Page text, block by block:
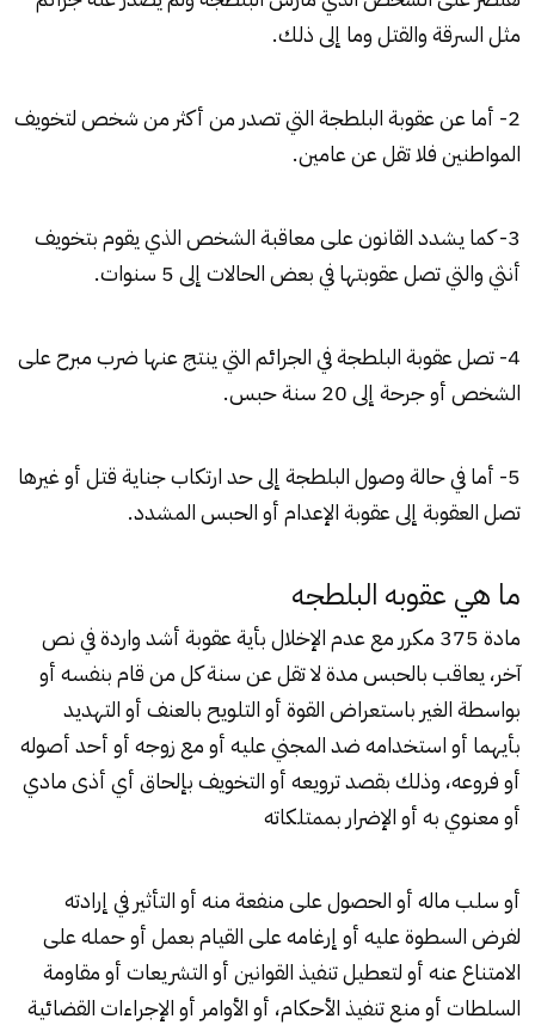
مثل السرقة والقتل وما إلى ذلك.
2- أما عن عقوبة البلطجةالتي تصدر من أكثر من شخص لتخويف
المواطنين فلا تقل عن عامين.
3- كما يشدد القانون على معاقبة الشخص الذي يقوم بتخويف
أنثي والتي تصل عقوبتها في بعض الحالات إلى 5 سنوات.
4- تصل عقوبة البلطجةفي الجرائم التي ينتج عنها ضرب مبرح على
الشخص أو جرحة إلى 20 سنة حبس.
5- أما في حالة وصول البلطجة إلى حد ارتكاب جناية قتل أو غيرها
تصل العقوبة إلى عقوبة الإعدام أو الحبس المشدد.
ما هي عقوبه البلطجه
مادة 375 مكرر مع عدم الإخلال بأية عقوبة أشد واردة في نص
آخر، يعاقب بالحبس مدة لا تقل عن سنة كل من قام بنفسه أو
بواسطة الغير باستعراض القوة أو التلويح بالعنف أو التهديد
بأيهما أو استخدامه ضد المجني عليه أو مع زوجه أو أحد أصوله
أو فروعه، وذلك بقصد ترويعه أو التخويف بإلحاق أي أذى مادي
أو معنوي به أو الإضرار بممتلكاته
أو سلب ماله أو الحصول على منفعة منه أو التأثير في إرادته
لفرض السطوة عليه أو إرغامه على القيام بعمل أو حمله على
الامتناع عنه أو لتعطيل تنفيذ القوانين أو التشريعات أو مقاومة
السلطات أو منع تنفيذ الأحكام، أو الأوامر أو الإجراءات القضائية